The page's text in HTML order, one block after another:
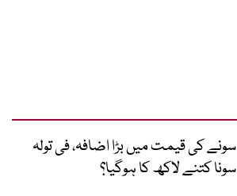
سونے کی قیمت میں بڑا اضافہ، فی تولہ
سونا کتنے لاکھ کا ہوگیا؟